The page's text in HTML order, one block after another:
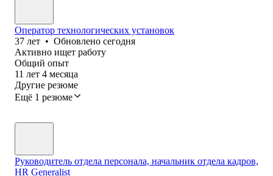
Оператор технологических установок
37 лет • Обновлено сегодня
Активно ищет работу
Общий опыт
11 лет 4 месяца
Другие резюме
Ещё 1 резюме
Руководитель отдела персонала, начальник отдела кадров,
HR Generalist